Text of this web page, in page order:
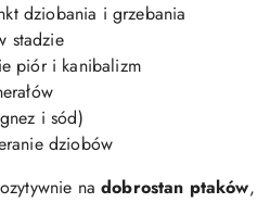
dziobania i grzebania
stadzie
piór i kanibalizm
i sód)
dziobów
nadobrostan ptaków,